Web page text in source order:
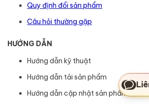
Quy định đổi sản phẩm
Câu hỏi thường gặp
HƯỚNG DẪN
Hướng dẫn kỹ thuật
Hướng dẫn tải sản phẩm
Hướng dẫn cập nhật sản phẩm